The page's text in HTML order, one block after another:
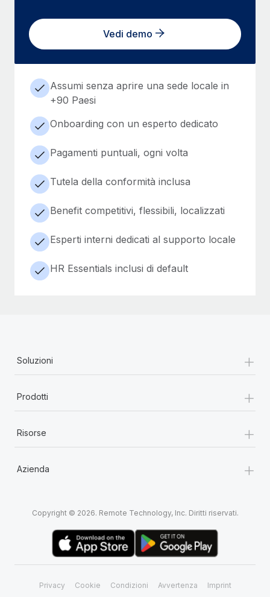
Vedi demo
Assumi senza aprire una sede locale in
+90 Paesi
Onboarding con un esperto dedicato
Pagamenti puntuali, ogni volta
Tutela della conformità inclusa
Benefit competitivi, flessibili, localizzati
Esperti interni dedicati al supporto locale
HR Essentials inclusi di default
Soluzioni +
Prodotti +
Risorse +
Azienda +
Copyright © 2026. Remote Technology, Inc. Diritti riservati.
Privacy Cookie Condizioni Avvertenza Imprint